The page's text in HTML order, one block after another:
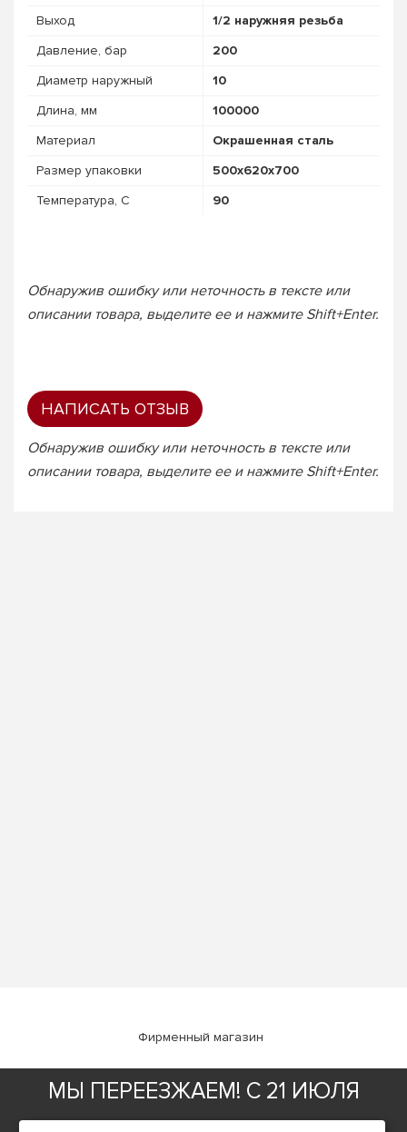
Выход
1/2 наружняя резьба
Давление, бар
200
Диаметр наружный
10
Длина, мм
100000
Материал
Окрашенная сталь
Размер упаковки
500x620x700
Температура, C
90
Обнаружив ошибку или неточность в тексте или
описании товара, выделите ее и нажмите Shift+Enter.
НАПИСАТЬ ОТЗЫВ
Обнаружив ошибку или неточность в тексте или
описании товара, выделите ее и нажмите Shift+Enter.
МЫ ПЕРЕЕЗЖАЕМ! С 21 ИЮЛЯ
Фирменный магазин
ИНФОРМАЦИЯ
О компании